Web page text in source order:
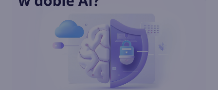
aplikację Twój telefon
Łatwe przeglądanie sieci w
Edge na Androidzie